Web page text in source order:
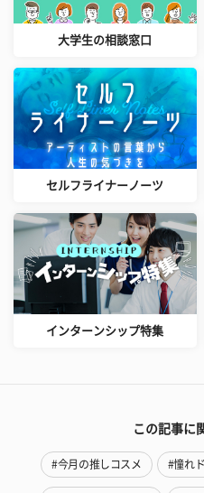
大学生の相談窓口
セルフライナーノーツ
インターンシップ特集
この記事に
#今月の推しコスメ #憧れ